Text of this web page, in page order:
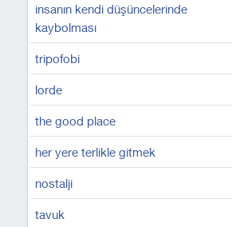
insanın kendi düşüncelerinde
kaybolması
tripofobi
lorde
the good place
her yere terlikle gitmek
nostalji
tavuk